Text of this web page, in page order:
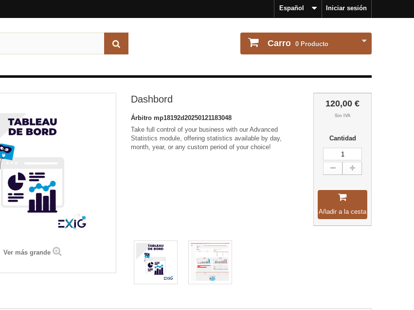
Iniciar sesión
Español
Carro 0 Producto
Ver más grande
Dashbord
Árbitro mp18192d20250121183048
Take full control of your business with our Advanced
Statistics module, offering statistics available by day,
month, year, or any custom period of your choice!
120,00 €
Sin IVA
Cantidad
Añadir a la cesta